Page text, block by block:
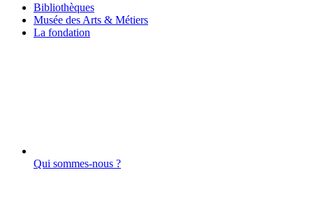
Bibliothèques
Musée des Arts & Métiers
La fondation
Qui sommes-nous ?